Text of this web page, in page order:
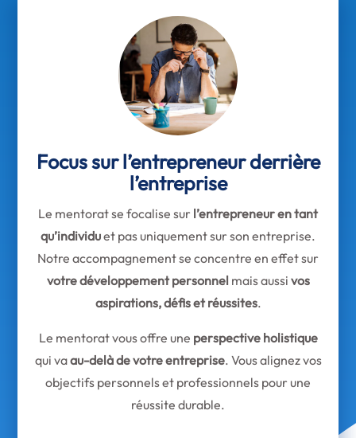
Focus sur l’entrepreneur derrière
l’entreprise
Le mentorat se focalise sur l’entrepreneur en tant
qu’individuet pas uniquement sur son entreprise.
Notre accompagnement se concentre en effet sur
votre développement personnelmais aussi vos
aspirations, défis et réussites.
Le mentorat vous offre une perspective holistique
qui vaau-delà de votre entreprise. Vous alignez vos
objectifs personnels et professionnels pour une
réussite durable.